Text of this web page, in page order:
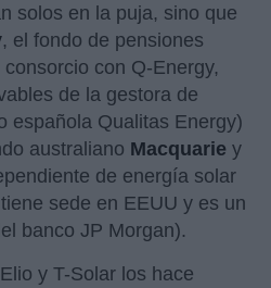
solos en la puja, sino que
, el fondo de pensiones
consorcio con Q-Energy,
de la gestora de
española Qualitas Energy)
australiano Macquarie y
de energía solar
tiene sede en EEUU y es un
banco JP Morgan).
y T-Solar los hace